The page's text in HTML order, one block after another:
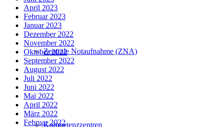
Zentrale Notaufnahme (ZNA)
Kompetenzzentren
April 2023
Februar 2023
Januar 2023
Dezember 2022
November 2022
Oktober 2022
September 2022
August 2022
Juli 2022
Juni 2022
Mai 2022
April 2022
März 2022
Februar 2022